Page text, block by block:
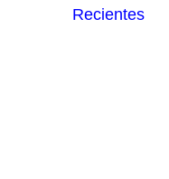
Recientes